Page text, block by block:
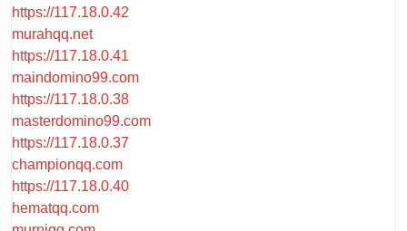
https://117.18.0.42
murahqq.net
https://117.18.0.41
maindomino99.com
https://117.18.0.38
masterdomino99.com
https://117.18.0.37
championqq.com
https://117.18.0.40
hematqq.com